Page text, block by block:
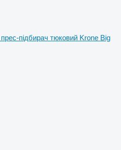
прес-підбирач тюковий Krone Big